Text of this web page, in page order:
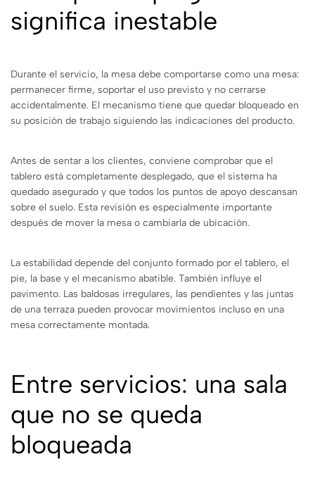
significa inestable
Durante el servicio, la mesa debe comportarse como una mesa:
permanecer firme, soportar el uso previsto y no cerrarse
accidentalmente. El mecanismo tiene que quedar bloqueado en
su posición de trabajo siguiendo las indicaciones del producto.
Antes de sentar a los clientes, conviene comprobar que el
tablero está completamente desplegado, que el sistema ha
quedado asegurado y que todos los puntos de apoyo descansan
sobre el suelo. Esta revisión es especialmente importante
después de mover la mesa o cambiarla de ubicación.
La estabilidad depende del conjunto formado por el tablero, el
pie, la base y el mecanismo abatible. También influye el
pavimento. Las baldosas irregulares, las pendientes y las juntas
de una terraza pueden provocar movimientos incluso en una
mesa correctamente montada.
Entre servicios: una sala
que no se queda
bloqueada